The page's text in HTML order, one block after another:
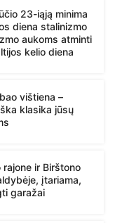
23-iąją minima
diena stalinizmo
aukoms atminti
kelio diena
vištiena –
klasika jūsų
rajone ir Birštono
įtariama,
garažai